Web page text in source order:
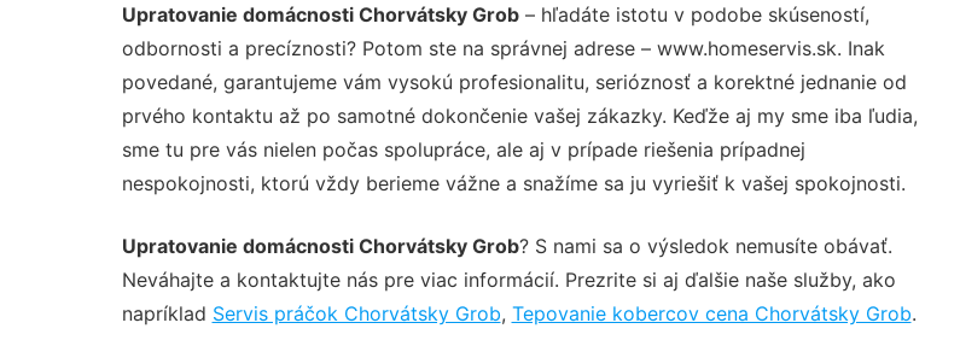
Upratovanie domácnosti Chorvátsky Grob– hľadáte istotu v podobe skúseností,
odbornosti a precíznosti? Potom ste na správnej adrese – www.homeservis.sk. Inak
povedané, garantujeme vám vysokú profesionalitu, serióznosť a korektné jednanie od
prvého kontaktu až po samotné dokončenie vašej zákazky. Keďže aj my sme iba ľudia,
sme tu pre vás nielen počas spolupráce, ale aj v prípade riešenia prípadnej
nespokojnosti, ktorú vždy berieme vážne a snažíme sa ju vyriešiť k vašej spokojnosti.
Upratovanie domácnosti Chorvátsky Grob? S nami sa o výsledok nemusíte obávať.
Neváhajte a kontaktujte nás pre viac informácií. Prezrite si aj ďalšie naše služby, ako
napríklad Servis práčok Chorvátsky Grob, Tepovanie kobercov cena Chorvátsky Grob.